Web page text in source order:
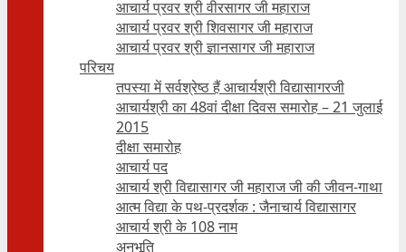
आचार्य प्रवर श्री वीरसागर जी महाराज
आचार्य प्रवर श्री शिवसागर जी महाराज
आचार्य प्रवर श्री ज्ञानसागर जी महाराज
परिचय
तपस्या में सर्वश्रेष्ठ हैं आचार्यश्री विद्यासागरजी
आचार्यश्री का 48वां दीक्षा दिवस समारोह – 21 जुलाई
2015
दीक्षा समारोह
आचार्य पद
आचार्य श्री विद्यासागर जी महाराज जी की जीवन-गाथा
आत्म विद्या के पथ-प्रदर्शक : जैनाचार्य विद्यासागर
आचार्य श्री के 108 नाम
अनुभूति